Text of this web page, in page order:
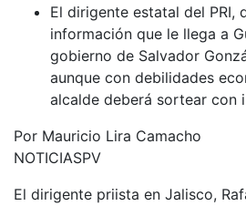
El dirigente estatal del PRI,
información que le llega a
gobierno de Salvador
aunque con debilidades
alcalde deberá sortear con
Por Mauricio Lira Camacho
NOTICIASPV
El dirigente priista en Jalisco,